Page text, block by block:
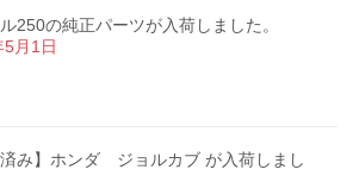
250の純正パーツが入荷しました。
5月1日
済み】ホンダ ジョルカブ が入荷しまし